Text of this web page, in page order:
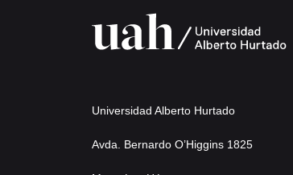
Universidad Alberto Hurtado
Avda. Bernardo O’Higgins 1825